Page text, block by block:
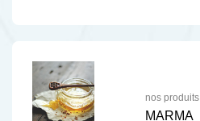
nos produits
MARMA